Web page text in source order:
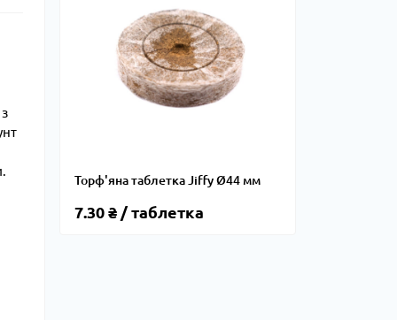
Торф'яна таблетка Jiffy Ø44 мм
7.30 ₴ / таблетка